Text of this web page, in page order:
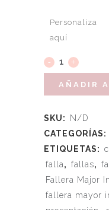
Personaliza
aquí
AÑADIR
SKU:
N/D
CATEGORÍAS:
ETIQUETAS:
falla, fallas,
Fallera Major
fallera mayor